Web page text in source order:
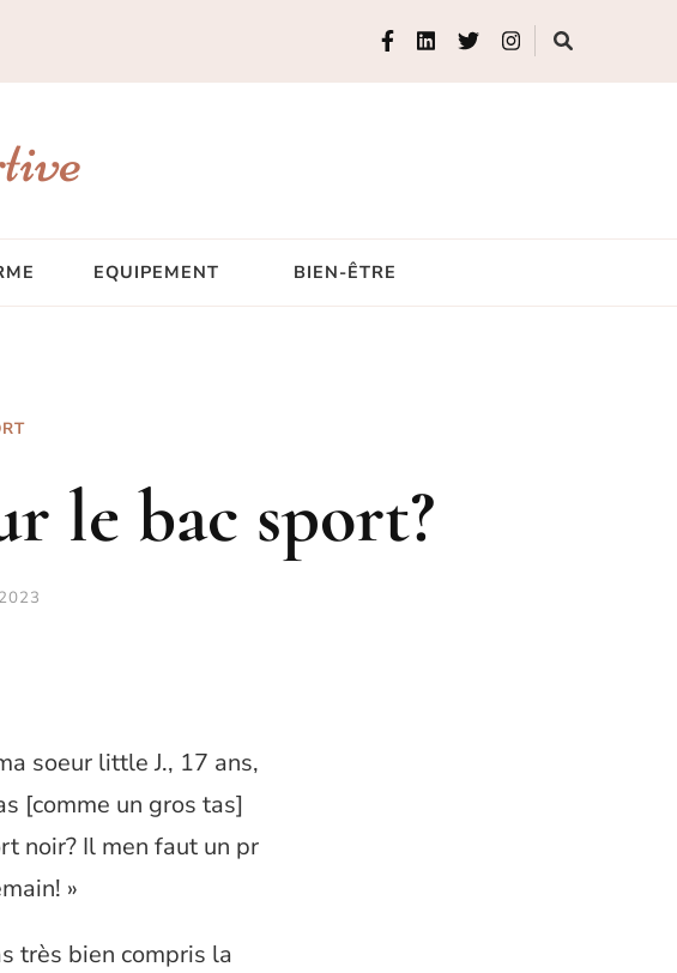
EQUIPEMENT BIEN-ÊTRE
le bac sport?
soeur little J., 17 ans,
[comme un gros tas]
noir? Il men faut un pr
»
très bien compris la